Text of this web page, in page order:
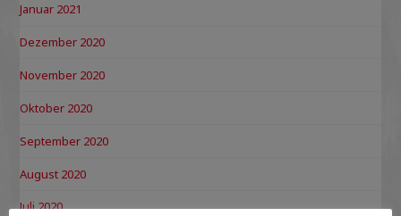
Januar 2021
Dezember 2020
November 2020
Oktober 2020
September 2020
August 2020
Juli 2020